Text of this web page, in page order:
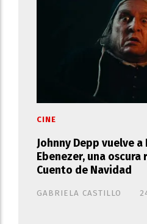
Johnny Depp vuelve
Ebenezer, una
Cuento de Navidad
GABRIELA CASTILLO
CINE